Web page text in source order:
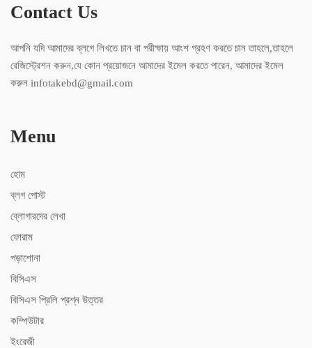
Contact Us
আপনি যদি আমাদের ব্লগে লিখতে চান বা পরীক্ষায় আংশ গ্রহণ করতে চান তাহলে,তাহলে
রেজিস্ট্রেশন করুন,যে কোন প্রয়োজনে আমাদের ইমেল করতে পারেন, আমাদের ইমেল
করুন infotakebd@gmail.com
Menu
হোম
ব্লগ পোস্ট
ব্লোগারদের লেখা
ফোরাম
পড়াশোনা
বিসিএস
বিসিএস ‍প্রিলি প্রশ্ন উত্তর
কম্পিউটার
ইংরেজী